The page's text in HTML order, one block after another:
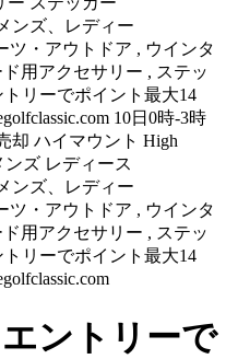
ンズ、レディー
ツ・アウトドア , ウインタ
用アクセサリー , ステッ
トリーでポイント最大14
10日0時-3時
却 ハイマウント High
ズ レディース
ンズ、レディー
ツ・アウトドア , ウインタ
用アクセサリー , ステッ
トリーでポイント最大14
エントリーで